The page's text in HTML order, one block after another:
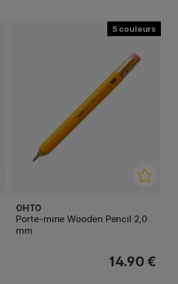
5
OHTO
Porte-mine Wooden Pencil 2,0
mm
14.90 €